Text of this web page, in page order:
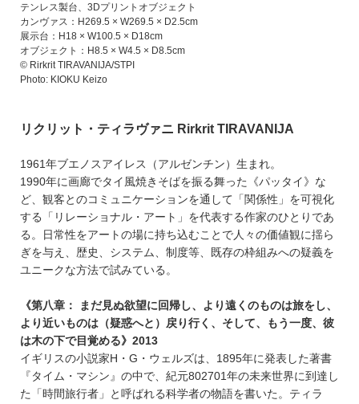
テンレス製台、3Dプリントオブジェクト
カンヴァス：H269.5 × W269.5 × D2.5cm
展示台：H18 × W100.5 × D18cm
オブジェクト：H8.5 × W4.5 × D8.5cm
© Rirkrit TIRAVANIJA/STPI
Photo: KIOKU Keizo
リクリット・ティラヴァニ Rirkrit TIRAVANIJA
1961年ブエノスアイレス（アルゼンチン）生まれ。
1990年に画廊でタイ風焼きそばを振る舞った《パッタイ》な
ど、観客とのコミュニケーションを通して「関係性」を可視化
する「リレーショナル・アート」を代表する作家のひとりであ
る。日常性をアートの場に持ち込むことで人々の価値観に揺ら
ぎを与え、歴史、システム、制度等、既存の枠組みへの疑義を
ユニークな方法で試みている。
《第八章： まだ見ぬ欲望に回帰し、より遠くのものは旅をし、
より近いものは（疑惑へと）戻り行く、そして、もう一度、彼
は木の下で目覚める》2013
イギリスの小説家H・G・ウェルズは、1895年に発表した著書
『タイム・マシン』の中で、紀元802701年の未来世界に到達し
た「時間旅行者」と呼ばれる科学者の物語を書いた。ティラ